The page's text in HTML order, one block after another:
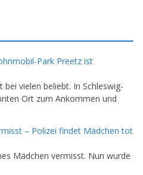
Park Preetz ist
vielen beliebt. In Schleswig-
Ort zum Ankommen und
– Polizei findet Mädchen tot
Mädchen vermisst. Nun wurde